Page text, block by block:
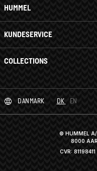
HUMMEL
KUNDESERVICE
COLLECTIONS
DANMARK DK EN
© HUMMEL
8000
CVR: 81198411